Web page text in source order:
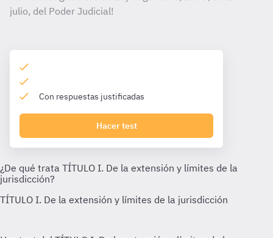
julio, del Poder Judicial!
Con respuestas justificadas
Hacer test